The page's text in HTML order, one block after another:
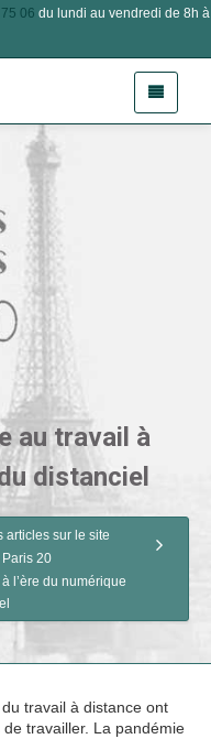
06 du lundi au vendredi de 8h à
au travail à
distanciel
articles sur le site
20
l’ère du numérique
du travail à distance ont
travailler. La pandémie